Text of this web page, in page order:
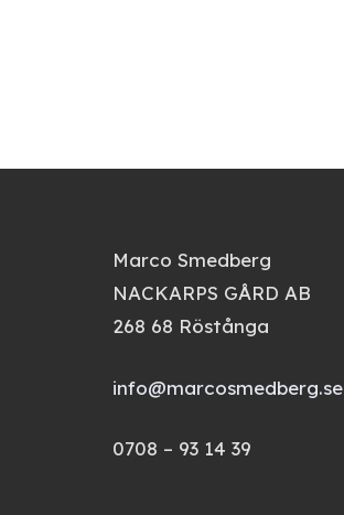
Marco Smedberg
NACKARPS GÅRD AB
268 68 Röstånga
info@marcosmedberg.se
0708 – 93 14 39